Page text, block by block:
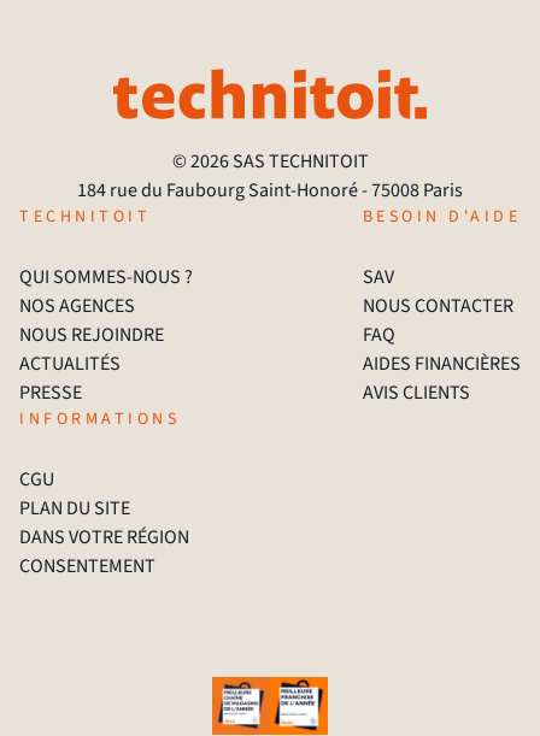
© 2026 SAS TECHNITOIT
184 rue du Faubourg Saint-Honoré - 75008 Paris
TECHNITOIT
QUI SOMMES-NOUS ?
NOS AGENCES
NOUS REJOINDRE
ACTUALITÉS
PRESSE
BESOIN D'AIDE
SAV
NOUS CONTACTER
FAQ
AIDES FINANCIÈRES
AVIS CLIENTS
INFORMATIONS
CGU
PLAN DU SITE
DANS VOTRE RÉGION
CONSENTEMENT